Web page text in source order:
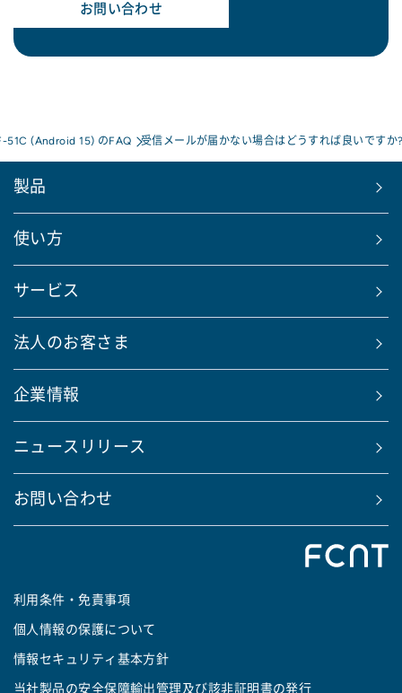
お問い合わせ
51C (Android 15) のFAQ 受信メールが届かない場合はどうすれば良いですか
製品
使い方
サービス
法人のお客さま
企業情報
ニュースリリース
お問い合わせ
利用条件・免責事項
個人情報の保護について
情報セキュリティ基本方針
当社製品の安全保障輸出管理及び該非証明書の発行